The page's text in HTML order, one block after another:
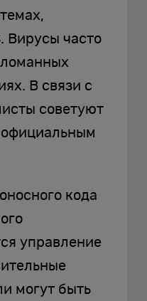
Вирусы часто
В связи с
советуют
кода
управление
могут быть